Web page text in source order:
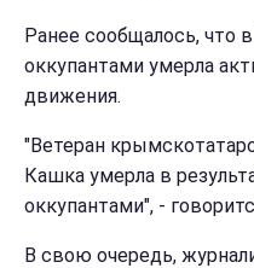
Ранее сообщалось, что
оккупантами умерла
движения.
"Ветеран
Кашка умерла в
оккупантами", -
В свою очередь,